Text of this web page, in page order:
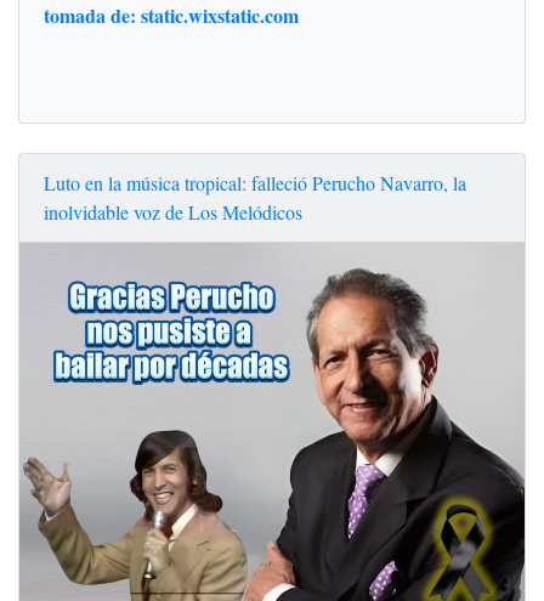
tomada de: static.wixstatic.com
Luto en la música tropical: falleció Perucho Navarro, la
inolvidable voz de Los Melódicos